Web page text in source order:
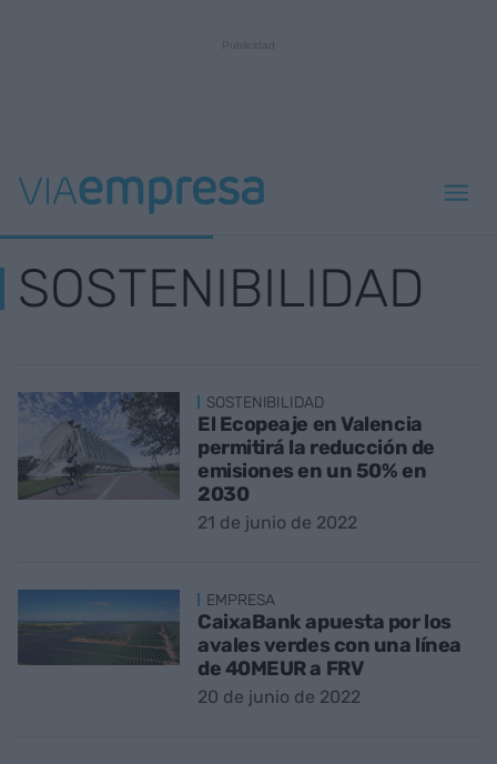
SOSTENIBILIDAD
SOSTENIBILIDAD
El Ecopeaje en Valencia
permitirá la reducción de
emisiones en un 50% en
2030
21 de junio de 2022
EMPRESA
CaixaBank apuesta por los
avales verdes con una línea
de 40MEUR a FRV
20 de junio de 2022